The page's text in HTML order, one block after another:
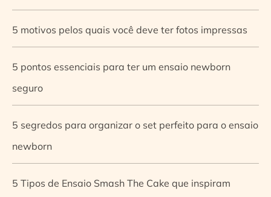
5 motivos pelos quais você deve ter fotos impressas
5 pontos essenciais para ter um ensaio newborn
seguro
5 segredos para organizar o set perfeito para o ensaio
newborn
5 Tipos de Ensaio Smash The Cake que inspiram